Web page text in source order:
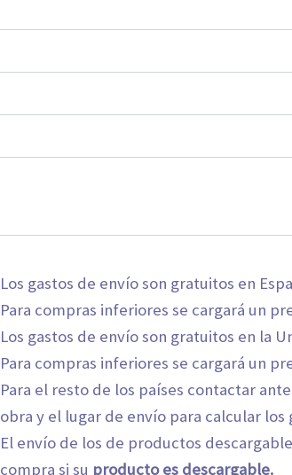
Los gastos de envío son gratuitos en
Para compras inferiores se cargará un
Los gastos de envío son gratuitos en la
Para compras inferiores se cargará un
Para el resto de los países contactar
obra y el lugar de envío para calcular los
El envío de los de productos
compra si su producto es descargable.